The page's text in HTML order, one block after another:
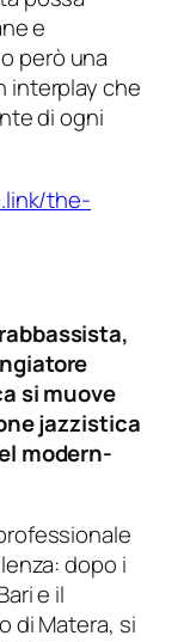
e
però una
interplay che
di ogni
the-
si muove
jazzistica
modern-
dopo i
e il
di Matera, si